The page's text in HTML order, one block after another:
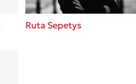
Ruta Sepetys